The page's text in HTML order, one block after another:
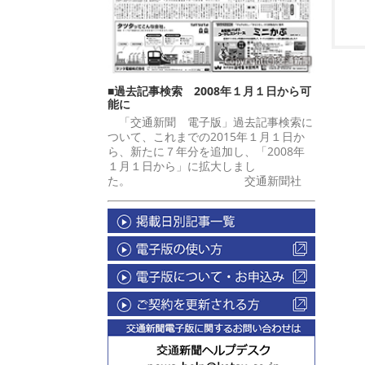
■過去記事検索 2008年１月１日から可
能に
「交通新聞 電子版」過去記事検索に
ついて、これまでの2015年１月１日か
ら、新たに７年分を追加し、「2008年
１月１日から」に拡大しまし
た。 交通新聞社